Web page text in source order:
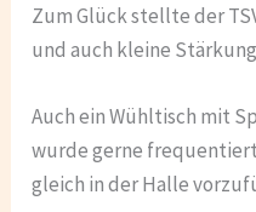
Zum Glück stellte der
und auch kleine
Auch ein Wühltisch mit
wurde gerne
gleich in der Halle